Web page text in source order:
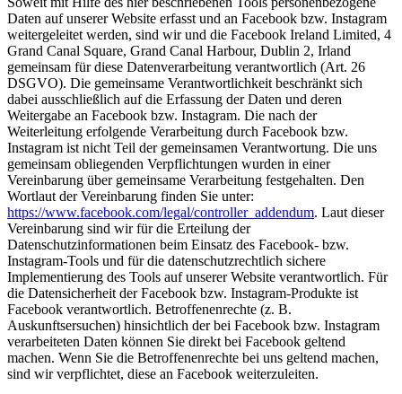
Daten auf unserer Website erfasst und an Facebook bzw. Instagram
weitergeleitet werden, sind wir und die Facebook Ireland Limited, 4
Grand Canal Square, Grand Canal Harbour, Dublin 2, Irland
gemeinsam für diese Datenverarbeitung verantwortlich (Art. 26
DSGVO). Die gemeinsame Verantwortlichkeit beschränkt sich
dabei ausschließlich auf die Erfassung der Daten und deren
Weitergabe an Facebook bzw. Instagram. Die nach der
Weiterleitung erfolgende Verarbeitung durch Facebook bzw.
Instagram ist nicht Teil der gemeinsamen Verantwortung. Die uns
gemeinsam obliegenden Verpflichtungen wurden in einer
Vereinbarung über gemeinsame Verarbeitung festgehalten. Den
Wortlaut der Vereinbarung finden Sie unter:
https://www.facebook.com/legal/controller_addendum. Laut dieser
Vereinbarung sind wir für die Erteilung der
Datenschutzinformationen beim Einsatz des Facebook- bzw.
Instagram-Tools und für die datenschutzrechtlich sichere
Implementierung des Tools auf unserer Website verantwortlich. Für
die Datensicherheit der Facebook bzw. Instagram-Produkte ist
Facebook verantwortlich. Betroffenenrechte (z. B.
Auskunftsersuchen) hinsichtlich der bei Facebook bzw. Instagram
verarbeiteten Daten können Sie direkt bei Facebook geltend
machen. Wenn Sie die Betroffenenrechte bei uns geltend machen,
sind wir verpflichtet, diese an Facebook weiterzuleiten.